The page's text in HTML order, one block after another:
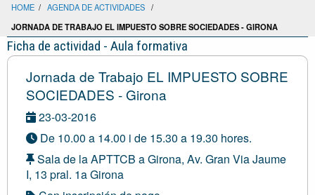
HOME / AGENDA DE ACTIVIDADES /
JORNADA DE TRABAJO EL IMPUESTO SOBRE SOCIEDADES - GIRONA
Ficha de actividad - Aula formativa
Jornada de Trabajo EL IMPUESTO SOBRE
SOCIEDADES - Girona
23-03-2016
De 10.00 a 14.00 i de 15.30 a 19.30 hores.
Sala de la APTTCB a Girona, Av. Gran Via Jaume
I, 13 pral. 1a Girona